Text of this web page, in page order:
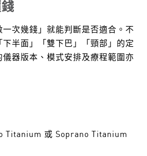
次幾錢」就能判斷是否適合。不
下半面」「雙下巴」「頸部」的定
器版本、模式安排及療程範圍亦
Titanium 或 Soprano Titanium